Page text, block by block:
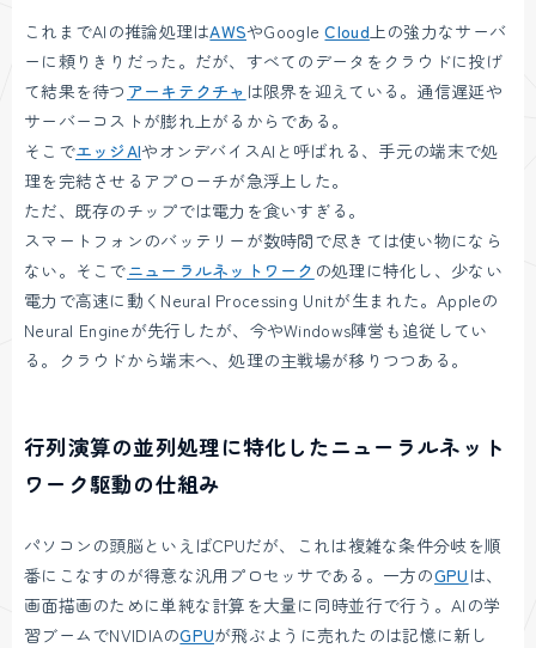
これまでAIの推論処理はAWSやGoogleCloud 上の強力なサーバ
ーに頼りきりだった。だが、すべてのデータをクラウドに投げ
て結果を待つ アーキテクチャ は限界を迎えている。通信遅延や
サーバーコストが膨れ上がるからである。
そこでエッジAIやオンデバイスAIと呼ばれる、手元の端末で処
理を完結させるアプローチが急浮上した。
ただ、既存のチップでは電力を食いすぎる。
スマートフォンのバッテリーが数時間で尽きては使い物になら
ない。そこでニューラルネットワーク の処理に特化し、少ない
電力で高速に動くNeural Processing Unitが生まれた。Appleの
Neural Engineが先行したが、今やWindows陣営も追従してい
る。クラウドから端末へ、処理の主戦場が移りつつある。
行列演算の並列処理に特化したニューラルネット
ワーク駆動の仕組み
パソコンの頭脳といえばCPUだが、これは複雑な条件分岐を順
番にこなすのが得意な汎用プロセッサである。一方のGPU は、
画面描画のために単純な計算を大量に同時並行で行う。AIの学
習ブームでNVIDIAのGPUが飛ぶように売れたのは記憶に新し